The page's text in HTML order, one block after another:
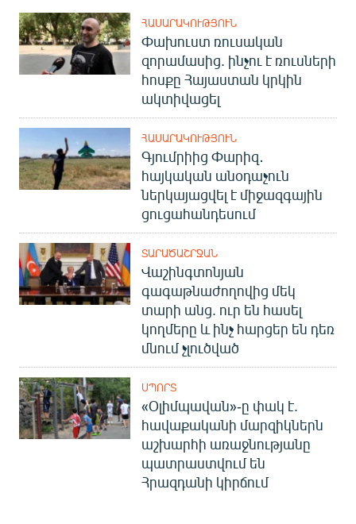
ՀԱՍԱՐԱԿՈՒԹՅՈՒՆ
Փախուստ ռուսական
զորամասից. ինչու է ռուսների
հոսքը Հայաստան կրկին
ակտիվացել
ՀԱՍԱՐԱԿՈՒԹՅՈՒՆ
Գյումրիից Փարիզ․
հայկական անօդաչուն
ներկայացվել է միջազգային
ցուցահանդեսում
ՏԱՐԱԾԱՇՐՋԱՆ
Վաշինգտոնյան
գագաթնաժողովից մեկ
տարի անց. ուր են հասել
կողմերը և ինչ հարցեր են դեռ
մնում չլուծված
ՍՊՈՐՏ
«Օլիմպավան»-ը փակ է.
հավաքականի մարզիկներն
աշխարհի առաջնությանը
պատրաստվում են
Հրազդանի կիրճում